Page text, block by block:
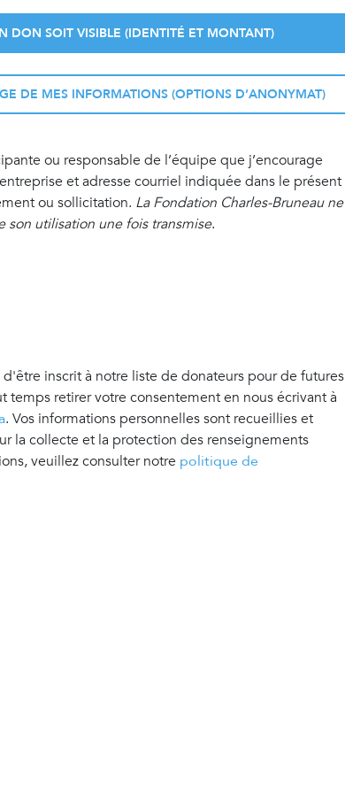
DON SOIT VISIBLE (IDENTITÉ ET MONTANT)
DE MES INFORMATIONS (OPTIONS D’ANONYMAT)
ou responsable de l’équipe que j’encourage
et adresse courriel indiquée dans le présent
ou sollicitation. La Fondation Charles-Bruneau ne
son utilisation une fois transmise.
inscrit à notre liste de donateurs pour de futures
temps retirer votre consentement en nous écrivant à
. Vos informations personnelles sont recueillies et
la collecte et la protection des renseignements
veuillez consulter notre politique de